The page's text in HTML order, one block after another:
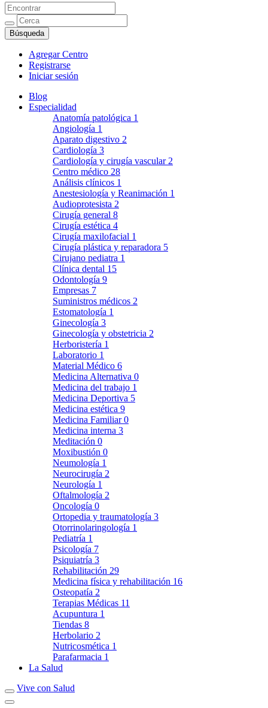
Agregar Centro
Registrarse
Iniciar sesión
Blog
Especialidad
Anatomía patológica 1
Angiología 1
Aparato digestivo 2
Cardiología 3
Cardiología y cirugía vascular 2
Centro médico 28
Análisis clínicos 1
Anestesiología y Reanimación 1
Audioprotesista 2
Cirugía general 8
Cirugía estética 4
Cirugía maxilofacial 1
Cirugía plástica y reparadora 5
Cirujano pediatra 1
Clínica dental 15
Odontología 9
Empresas 7
Suministros médicos 2
Estomatología 1
Ginecología 3
Ginecología y obstetricia 2
Herboristería 1
Laboratorio 1
Material Médico 6
Medicina Alternativa 0
Medicina del trabajo 1
Medicina Deportiva 5
Medicina estética 9
Medicina Familiar0
Medicina interna 3
Meditación 0
Moxibustión 0
Neumología 1
Neurocirugía 2
Neurología 1
Oftalmología 2
Oncología 0
Ortopedia y traumatología 3
Otorrinolaringología 1
Pediatría 1
Psicología 7
Psiquiatría 3
Rehabilitación 29
Medicina física y rehabilitación 16
Osteopatía 2
Terapias Médicas 11
Acupuntura 1
Tiendas 8
Herbolario 2
Nutricosmética 1
Parafarmacia 1
La Salud
Vive con Salud